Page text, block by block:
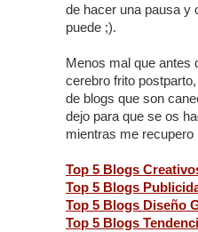
de hacer una pausa y
puede ;).
Menos mal que antes
cerebro frito
de blogs que son
dejo para que se os
mientras me recupero
Top 5 Blogs
Top 5 Blogs
Top 5 Blogs Diseño
Top 5 Blogs